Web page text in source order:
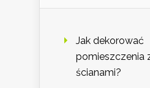
Jak dekorować
pomieszczenia
ścianami?